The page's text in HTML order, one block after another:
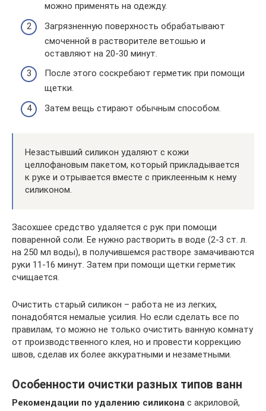
можно применять на одежду.
Загрязненную поверхность обрабатывают
смоченной в растворителе ветошью и
оставляют на 20-30 минут.
После этого соскребают герметик при помощи
щетки.
Затем вещь стирают обычным способом.
Незастывший силикон удаляют с кожи
целлофановым пакетом, который прикладывается
к руке и отрывается вместе с приклеенным к нему
силиконом.
Засохшее средство удаляется с рук при помощи
поваренной соли. Ее нужно растворить в воде (2-3 ст. л.
на 250 мл воды), в получившемся растворе замачиваются
руки 11-16 минут. Затем при помощи щетки герметик
счищается.
Очистить старый силикон – работа не из легких,
понадобятся немалые усилия. Но если сделать все по
правилам, то можно не только очистить ванную комнату
от производственного клея, но и провести коррекцию
швов, сделав их более аккуратными и незаметными.
Особенности очистки разных типов ванн
Рекомендации по удалению силикона с акриловой,